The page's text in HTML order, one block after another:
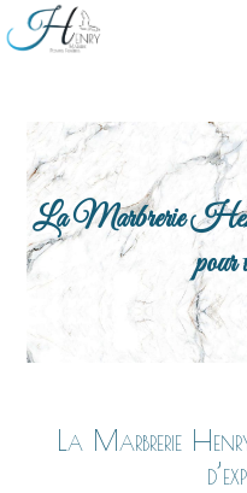
La Marbrerie Henry
pour
La Marbrerie